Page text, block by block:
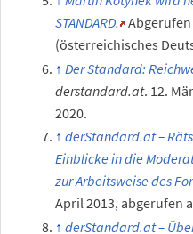
STANDARD.
Abgerufen
(österreichisches
Der Standard:
derstandard.at. 12.
2020.
derStandard.at –
Einblicke in die
zur Arbeitsweise des
April 2013, abgerufen
derStandard.at –